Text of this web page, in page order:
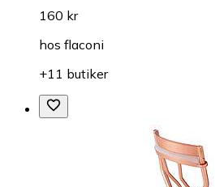
160 kr
hos flaconi
+11 butiker